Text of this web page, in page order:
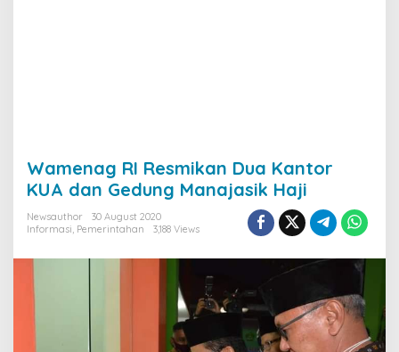
Wamenag RI Resmikan Dua Kantor
KUA dan Gedung Manajasik Haji
Newsauthor
30 August 2020
Informasi, Pemerintahan 3,188 Views